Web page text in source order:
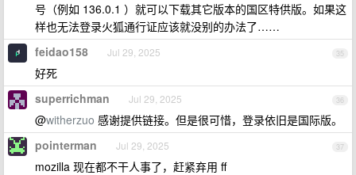
号（例如 136.0.1 ）就可以下载其它版本的国区特供版。如果这
样也无法登录火狐通行证应该就没别的办法了……
35
feidao158 Jul 29, 2025
好死
36
superrichman Jul 29, 2025
@witherzuo 感谢提供链接。但是很可惜，登录依旧是国际版。
37
pointerman Jul 29, 2025
mozilla 现在都不干人事了，赶紧弃用 ff